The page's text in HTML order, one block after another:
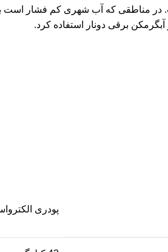
در مناطقی که آب شهری کم فشار
برقی دونار استفاده کرد.
پودری